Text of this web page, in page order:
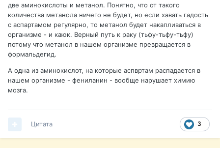
две аминокислоты и метанол. Понятно, что от такого
количества метанола ничего не будет, но если хавать гадость
с аспартамом регулярно, то метанол будет накапливаться в
организме - и каюк. Верный путь к раку (тьфу-тьфу-тьфу)
потому что метанол в нашем организме превращается в
формальдегид.
А одна из аминокислот, на которые аспвртам распадается в
нашем организме - фениланин - вообще нарушает химию
мозга.
3
Цитата